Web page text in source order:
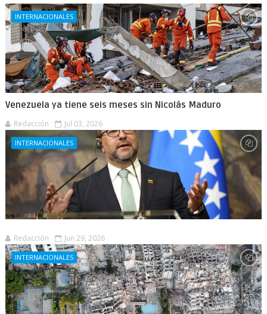
INTERNACIONALES
Venezuela ya tiene seis meses sin Nicolás Maduro
Redacción Jul 03, 2026
INTERNACIONALES
Redacción Jun 29, 2026
INTERNACIONALES